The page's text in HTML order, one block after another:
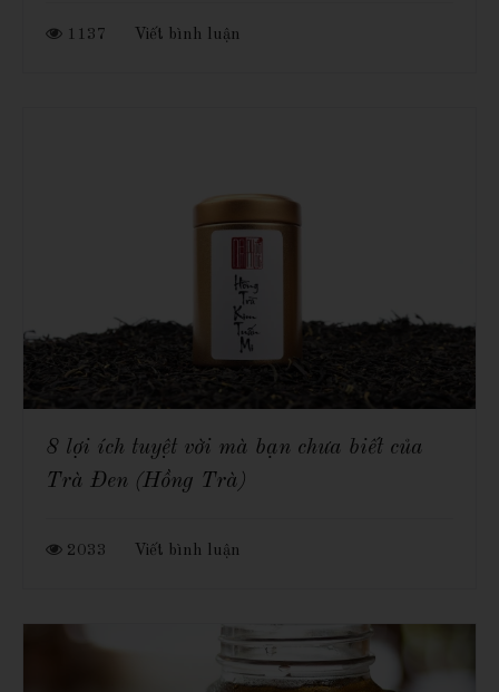
1137 Viết bình luận
8 lợi ích tuyệt vời mà bạn chưa biết của
Trà Đen (Hồng Trà)
2033 Viết bình luận